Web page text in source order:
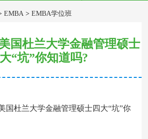
班
EMBA >EMBA学位班
国杜兰大学金融管理硕士
“坑”你知道吗?
杜兰大学金融管理硕士四大“坑”你